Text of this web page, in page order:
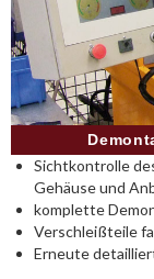
Sichtkontrolle
Gehäuse und
komplette
Verschleißteile
Erneute